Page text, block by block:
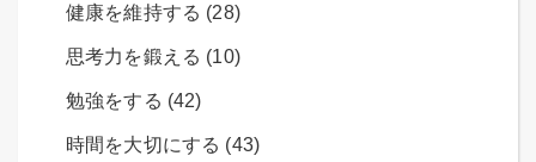
健康を維持する (28)
思考力を鍛える (10)
勉強をする (42)
時間を大切にする (43)